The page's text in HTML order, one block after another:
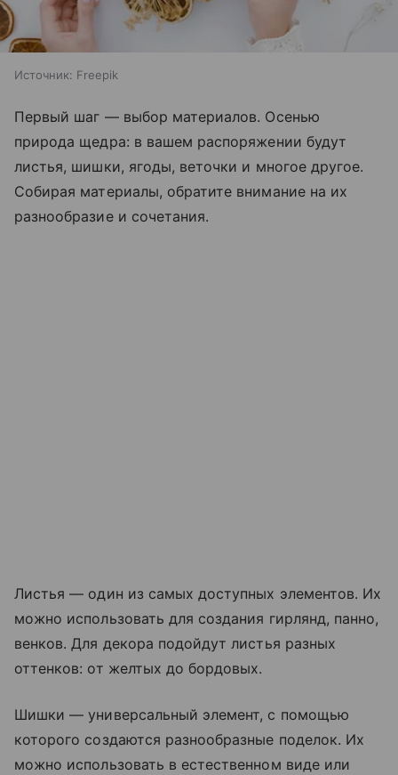
Источник: Freepik
Первый шаг — выбор материалов. Осенью
природа щедра: в вашем распоряжении будут
листья, шишки, ягоды, веточки и многое другое.
Собирая материалы, обратите внимание на их
разнообразие и сочетания.
Листья — один из самых доступных элементов. Их
можно использовать для создания гирлянд, панно,
венков. Для декора подойдут листья разных
оттенков: от желтых до бордовых.
Шишки — универсальный элемент, с помощью
которого создаются разнообразные поделок. Их
можно использовать в естественном виде или